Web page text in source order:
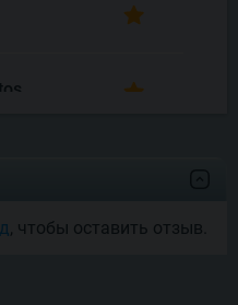
, чтобы оставить отзыв.